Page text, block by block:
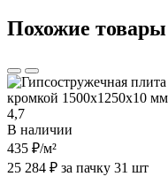
Похожие товары
4,7
В наличии
435 ₽/м²
25 284 ₽ за пачку 31 шт